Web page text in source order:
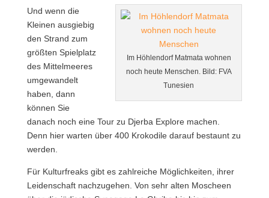
Im Höhlendorf Matmata wohnen
noch heute Menschen. Bild: FVA
Tunesien
Und wenn die
Kleinen ausgiebig
den Strand zum
größten Spielplatz
des Mittelmeeres
umgewandelt
haben, dann
können Sie
danach noch eine Tour zu Djerba Explore machen.
Denn hier warten über 400 Krokodile darauf bestaunt zu
werden.
Für Kulturfreaks gibt es zahlreiche Möglichkeiten, ihrer
Leidenschaft nachzugehen. Von sehr alten Moscheen